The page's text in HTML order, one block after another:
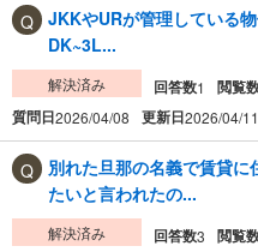
JKKやURが管理している
DK~3L...
解決済み 回答数1 閲覧
質問日2026/04/08 更新日2026/04/11
別れた旦那の名義で賃貸
たいと言われたの...
解決済み 回答数3 閲覧